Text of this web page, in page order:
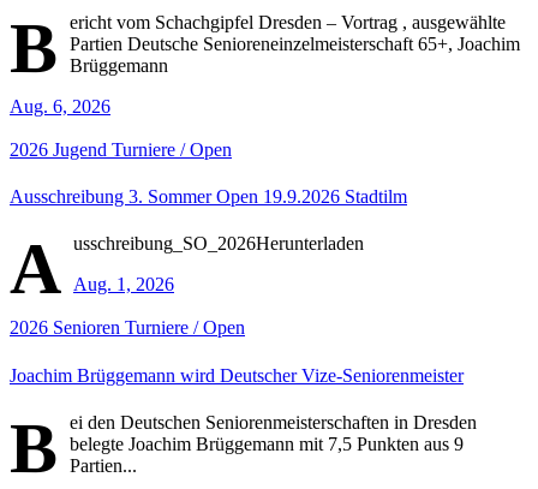
B
ericht vom Schachgipfel Dresden – Vortrag , ausgewählte
Partien Deutsche Senioreneinzelmeisterschaft 65+, Joachim
Brüggemann
Aug. 6, 2026
2026 Jugend Turniere / Open
Ausschreibung 3. Sommer Open 19.9.2026 Stadtilm
A usschreibung_SO_2026Herunterladen
Aug. 1, 2026
2026 Senioren Turniere / Open
Joachim Brüggemann wird Deutscher Vize-Seniorenmeister
B
ei den Deutschen Seniorenmeisterschaften in Dresden
belegte Joachim Brüggemann mit 7,5 Punkten aus 9
Partien...